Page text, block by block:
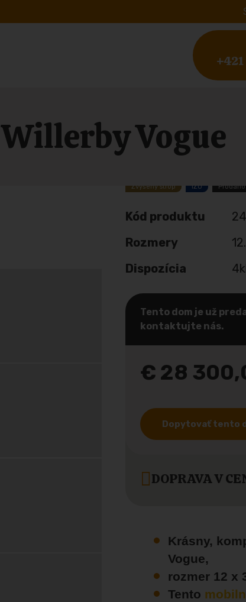
Willerby Vogue
Zvýšený strop IZO Prodáno
Kód produktu
Rozmery
Dispozícia
Tento dom je už
kontaktujte nás.
€ 28
Dopytovať tento
DOPRAVA V
Krásny,
Vogue,
rozmer 12 x
Tento